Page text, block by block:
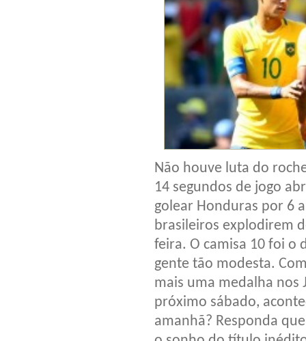
Não houve luta do
14 segundos de jogo
golear Honduras por 6
brasileiros explodirem
feira. O camisa 10 foi o
gente tão modesta.
mais uma medalha nos
próximo sábado,
amanhã? Responda